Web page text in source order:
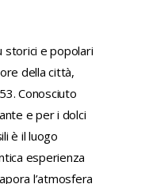
storici e popolari
della città,
Conosciuto
e per i dolci
è il luogo
esperienza
l’atmosfera